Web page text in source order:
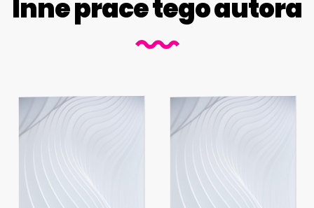
Inne prace tego autora